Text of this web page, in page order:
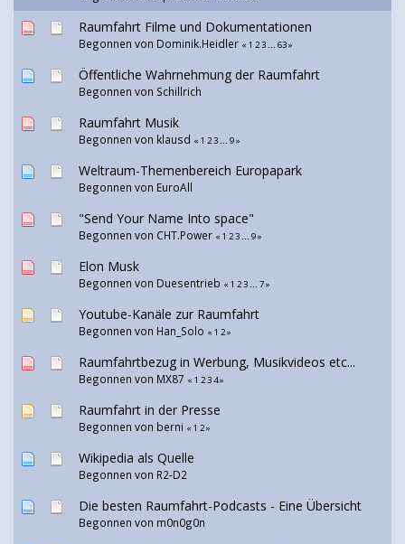
Raumfahrt Filme und Dokumentationen
Begonnen von Dominik.Heidler « 1 23... 63»
Öffentliche Wahrnehmung der Raumfahrt
Begonnen von Schillrich
Raumfahrt Musik
Begonnen von klausd « 1 23... 9»
Weltraum-Themenbereich Europapark
Begonnen von EuroAll
"Send Your Name Into space"
Begonnen von CHT.Power « 1 23... 9»
Elon Musk
Begonnen von Duesentrieb « 1 23... 7»
Youtube-Kanäle zur Raumfahrt
Begonnen von Han_Solo « 1 2»
Raumfahrtbezug in Werbung, Musikvideos etc...
Begonnen von MX87 « 1 234»
Raumfahrt in der Presse
Begonnen von berni « 1 2»
Wikipedia als Quelle
Begonnen von R2-D2
Die besten Raumfahrt-Podcasts - Eine Übersicht
Begonnen von m0n0g0n